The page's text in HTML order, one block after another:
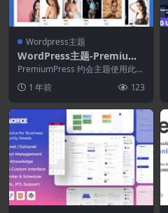
Wordpress主题
WordPress主题-PremiumP
ress Dating Theme 11.1.5
PremiumPress 约会主题使用此
1 年前 123